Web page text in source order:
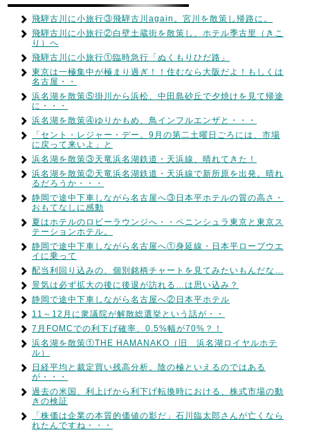
飛騨古川に小旅行③飛騨古川again。宮川を散策し帰路に。
飛騨古川に小旅行②白壁土蔵街を散策し、ホテル季古里（きこ
り）へ
飛騨古川に小旅行①臨時急行「ぬくもりひだ路」
東京は一極集中が極まり過ぎ！！住むなら大阪だよ！もしくは
名古屋・・
浜名湖を散策⑤掛川から浜松、中田島砂丘で夕焼けを見て帰途
に・・・
浜名湖を散策④ゆりかもめ、鳥インフルエンザと・・・
「セント・レジャー・デー。9月の第二土曜日ごろには、市場
に戻って来いよ」と
浜名湖を散策③天竜浜名湖鉄道・天浜線、晴れてきた！
浜名湖を散策②天竜浜名湖鉄道・天浜線で新所原を出発。晴れ
るだろうか・・・
静岡で途中下車しながら名古屋へ③日本平ホテルの質の高さ・
おもてなしに感動
夏はホテルのロビーラウンジへ・・ペニンシュラ東京と東京ス
テーションホテル。
静岡で途中下車しながら名古屋へ①身延線・日本平ロープウエ
イに乗って
配当利回り込みの、個別銘柄チャートを見てみたいもんだな…
景気は必ず拡大の後に後退が訪れる…は思い込み？
静岡で途中下車しながら名古屋へ②日本平ホテル
11～12月に衆議院が解散総選挙という話が・・
7月FOMCでの利下げ確率、0.5%幅が70%？！
浜名湖を散策①THE HAMANAKO（旧 浜名湖ロイヤルホテ
ル）
日経平均と裁定買い残高分析。陰の極といえるのではある
が・・・
過去の米国、利上げから利下げ転換時における、株式市場の動
きの検証
「株価は企業の本質的価値の影だ」石川臨太郎さんが亡くなら
れたんですね・・・